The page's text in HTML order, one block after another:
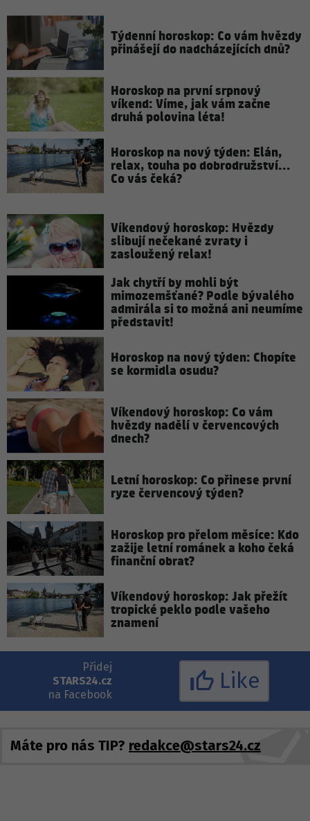
Týdenní horoskop: Co vám hvězdy
přinášejí do nadcházejících dnů?
Horoskop na první srpnový
víkend: Víme, jak vám začne
druhá polovina léta!
Horoskop na nový týden: Elán,
relax, touha po dobrodružství...
Co vás čeká?
Víkendový horoskop: Hvězdy
slibují nečekané zvraty i
zasloužený relax!
Jak chytří by mohli být
mimozemšťané? Podle bývalého
admirála si to možná ani neumíme
představit!
Horoskop na nový týden: Chopíte
se kormidla osudu?
Víkendový horoskop: Co vám
hvězdy nadělí v červencových
dnech?
Letní horoskop: Co přinese první
ryze červencový týden?
Horoskop pro přelom měsíce: Kdo
zažije letní románek a koho čeká
finanční obrat?
Víkendový horoskop: Jak přežít
tropické peklo podle vašeho
znamení
Přidej
STARS24.cz
na Facebook
Like
Máte pro nás TIP? redakce@stars24.cz